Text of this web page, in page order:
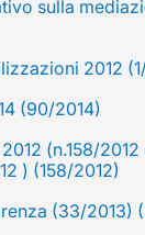
sulla
2012
(90/2014)
(n.158/
) (158/2012)
(33/2013)